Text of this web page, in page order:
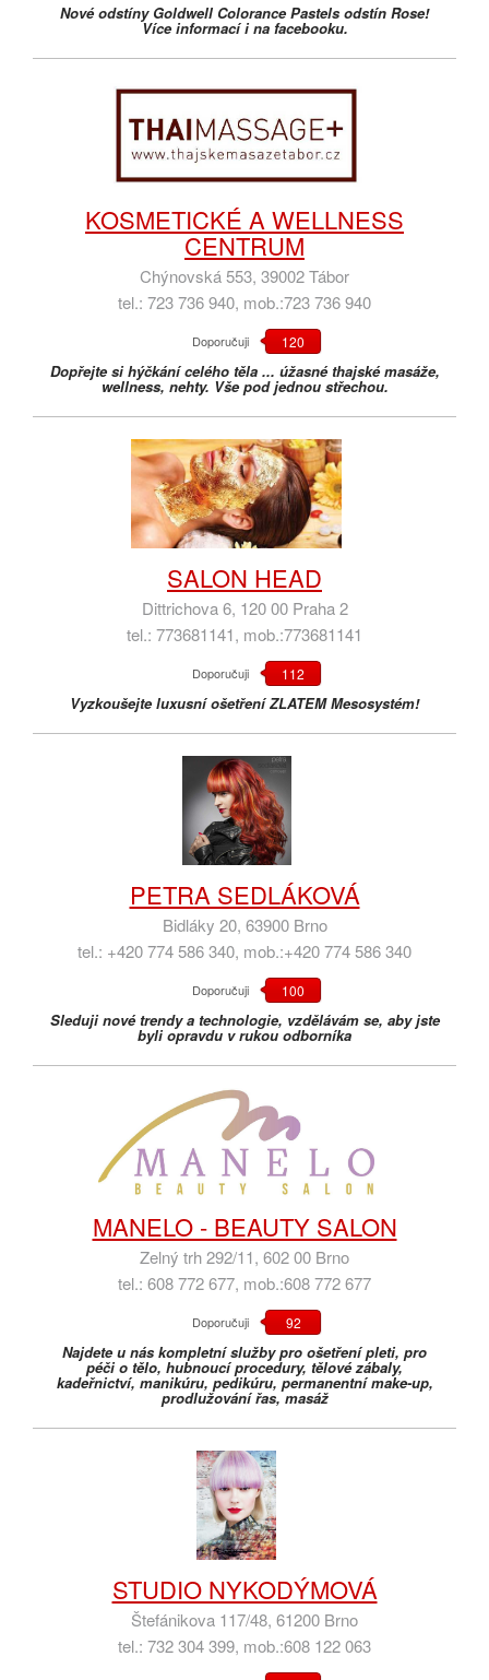
Nové odstíny Goldwell Colorance Pastels odstín Rose!
Více informací i na facebooku.
KOSMETICKÉ A WELLNESS
CENTRUM
Chýnovská 553, 39002 Tábor
tel.: 723 736 940, mob.:723 736 940
Doporučuji 120
Dopřejte si hýčkání celého těla ... úžasné thajské masáže,
wellness, nehty. Vše pod jednou střechou.
SALON HEAD
Dittrichova 6, 120 00 Praha 2
tel.: 773681141, mob.:773681141
Doporučuji 112
Vyzkoušejte luxusní ošetření ZLATEM Mesosystém!
PETRA SEDLÁKOVÁ
Bidláky 20, 63900 Brno
tel.: +420 774 586 340, mob.:+420 774 586 340
Doporučuji 100
Sleduji nové trendy a technologie, vzdělávám se, aby jste
byli opravdu v rukou odborníka
MANELO - BEAUTY SALON
Zelný trh 292/11, 602 00 Brno
tel.: 608 772 677, mob.:608 772 677
Doporučuji 92
Najdete u nás kompletní služby pro ošetření pleti, pro
péči o tělo, hubnoucí procedury, tělové zábaly,
kadeřnictví, manikúru, pedikúru, permanentní make-up,
prodlužování řas, masáž
STUDIO NYKODÝMOVÁ
Štefánikova 117/48, 61200 Brno
tel.: 732 304 399, mob.:608 122 063